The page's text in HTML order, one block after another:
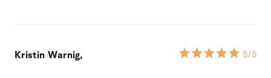
Kristin Warnig, 5/5